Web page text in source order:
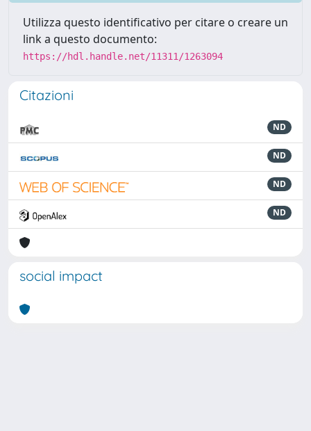
Utilizza questo identificativo per citare o creare un
link a questo documento:
https://hdl.handle.net/11311/1263094
Citazioni
ND
ND
ND
ND
social impact